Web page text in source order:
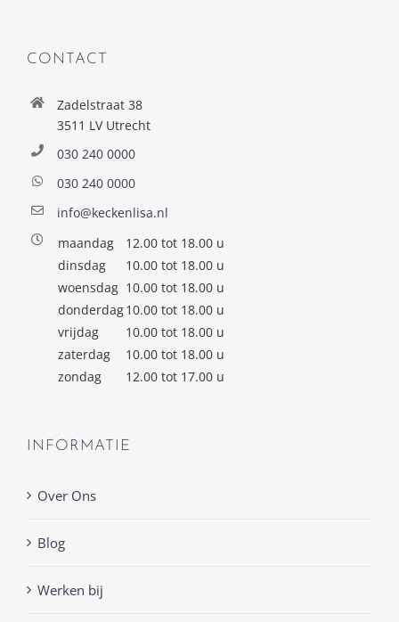
CONTACT
Zadelstraat 38
3511 LV Utrecht
030 240 0000
030 240 0000
info@keckenlisa.nl
maandag
12.00 tot 18.00 u
dinsdag
10.00 tot 18.00 u
woensdag 10.00 tot 18.00 u
donderdag10.00 tot 18.00 u
vrijdag
10.00 tot 18.00 u
zaterdag
10.00 tot 18.00 u
zondag
12.00 tot 17.00 u
INFORMATIE
Over Ons
Blog
Werken bij